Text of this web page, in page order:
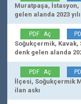
Muratpaşa,
gelen alanda 2023
PDF Aç
Soğukçermik,
denk gelen alanda
PDF Aç
İlçesi, Soğukçermik
ilan askı